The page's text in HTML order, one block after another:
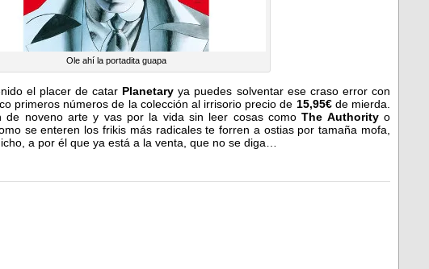
Ole ahí la portadita guapa
el placer de catar Planetary ya puedes solventar ese craso error con
primeros números de la colección al irrisorio precio de 15,95€de mierda.
de noveno arte y vas por la vida sin leer cosas comoThe Authorityo
se enteren los frikis más radicales te forren a ostias por tamaña mofa,
a por él que ya está a la venta, que no se diga…